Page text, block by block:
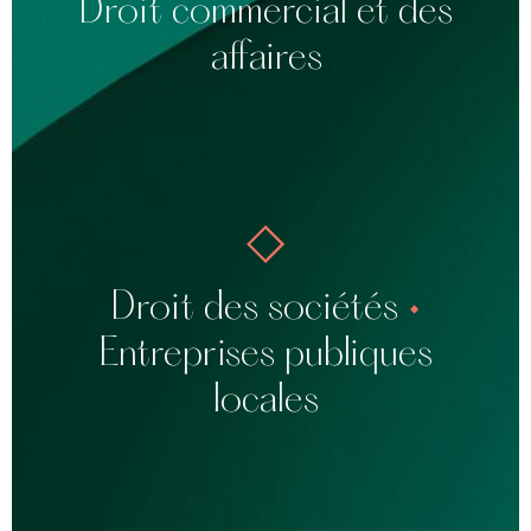
Droit commercial et des
affaires
Banque
Droit des sociétés •
Entreprises publiques
locales
Sociétés d’économie mixte (SEM)
SEMOP
Montages institutionnels public-public ou
public-privé